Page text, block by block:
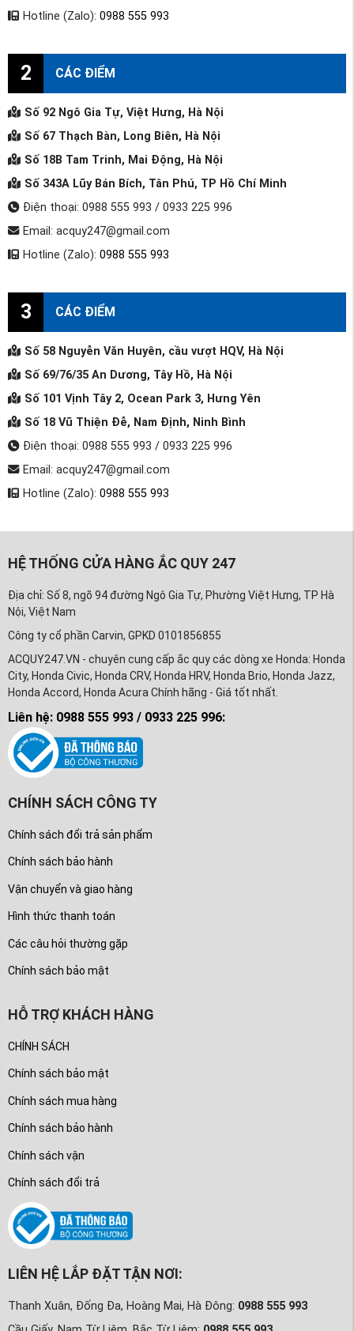
Hotline (Zalo): 0988 555 993
2 CÁC ĐIỂM
Số 92 Ngô Gia Tự, Việt Hưng, Hà Nội
Số 67 Thạch Bàn, Long Biên, Hà Nội
Số 18B Tam Trinh, Mai Động, Hà Nội
Số 343A Lũy Bán Bích, Tân Phú, TP Hồ Chí Minh
Điện thoại: 0988 555 993 / 0933 225 996
Email: acquy247@gmail.com
Hotline (Zalo): 0988 555 993
3 CÁC ĐIỂM
Số 58 Nguyễn Văn Huyên, cầu vượt HQV, Hà Nội
Số 69/76/35 An Dương, Tây Hồ, Hà Nội
Số 101 Vịnh Tây 2, Ocean Park 3, Hưng Yên
Số 18 Vũ Thiện Đễ, Nam Định, Ninh Bình
Điện thoại: 0988 555 993 / 0933 225 996
Email: acquy247@gmail.com
Hotline (Zalo): 0988 555 993
HỆ THỐNG CỬA HÀNG ẮC QUY 247
Địa chỉ: Số 8, ngõ 94 đường Ngô Gia Tự, Phường Việt Hưng, TP Hà
Nội, Việt Nam
Công ty cổ phần Carvin, GPKD 0101856855
ACQUY247.VN - chuyên cung cấp ắc quy các dòng xe Honda: Honda
City, Honda Civic, Honda CRV, Honda HRV, Honda Brio, Honda Jazz,
Honda Accord, Honda Acura Chính hãng - Giá tốt nhất.
Liên hệ: 0988 555 993 / 0933 225 996:
CHÍNH SÁCH CÔNG TY
Chính sách đổi trả sản phẩm
Chính sách bảo hành
Vận chuyển và giao hàng
Hình thức thanh toán
Các câu hỏi thường gặp
Chính sách bảo mật
HỖ TRỢ KHÁCH HÀNG
CHÍNH SÁCH
Chính sách bảo mật
Chính sách mua hàng
Chính sách bảo hành
Chính sách vận
Chính sách đổi trả
LIÊN HỆ LẮP ĐẶT TẬN NƠI:
Thanh Xuân, Đống Đa, Hoàng Mai, Hà Đông: 0988 555 993